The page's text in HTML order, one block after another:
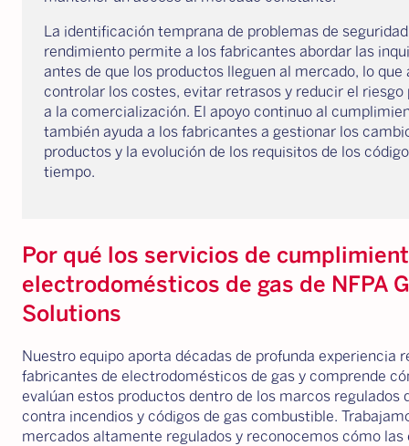
La identificación temprana de problemas de
rendimiento permite a los fabricantes abordar las
antes de que los productos lleguen al mercado, lo que
controlar los costes, evitar retrasos y reducir el riesgo
a la comercialización. El apoyo continuo al
también ayuda a los fabricantes a gestionar los
productos y la evolución de los requisitos de los
tiempo.
Por qué los servicios de
electrodomésticos de gas de NFPA
Solutions
Nuestro equipo aporta décadas de profunda experiencia
fabricantes de electrodomésticos de gas y comprende
evalúan estos productos dentro de los marcos regulados
contra incendios y códigos de gas combustible.
mercados altamente regulados y reconocemos cómo las